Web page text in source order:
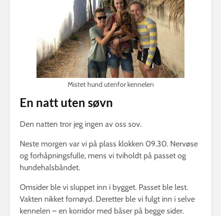
Mistet hund utenfor kennelen
En natt uten søvn
Den natten tror jeg ingen av oss sov.
Neste morgen var vi på plass klokken 09.30. Nervøse
og forhåpningsfulle, mens vi tviholdt på passet og
hundehalsbåndet.
Omsider ble vi sluppet inn i bygget. Passet ble lest.
Vakten nikket fornøyd. Deretter ble vi fulgt inn i selve
kennelen – en korridor med båser på begge sider.